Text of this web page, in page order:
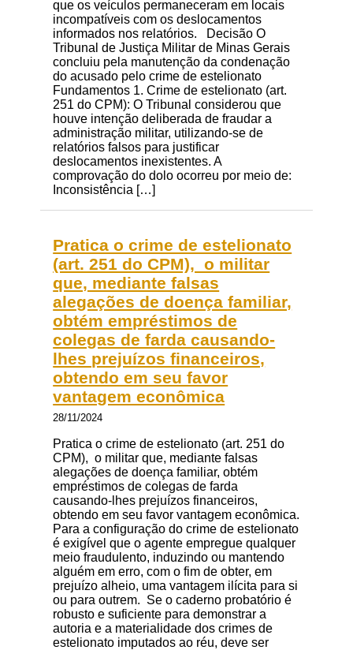
que os veículos permaneceram em locais
incompatíveis com os deslocamentos
informados nos relatórios. Decisão O
Tribunal de Justiça Militar de Minas Gerais
concluiu pela manutenção da condenação
do acusado pelo crime de estelionato
Fundamentos 1. Crime de estelionato (art.
251 do CPM): O Tribunal considerou que
houve intenção deliberada de fraudar a
administração militar, utilizando-se de
relatórios falsos para justificar
deslocamentos inexistentes. A
comprovação do dolo ocorreu por meio de:
Inconsistência […]
Pratica o crime de estelionato
(art. 251 do CPM), o militar
que, mediante falsas
alegações de doença familiar,
obtém empréstimos de
colegas de farda causando-
lhes prejuízos financeiros,
obtendo em seu favor
vantagem econômica
28/11/2024
Pratica o crime de estelionato (art. 251 do
CPM), o militar que, mediante falsas
alegações de doença familiar, obtém
empréstimos de colegas de farda
causando-lhes prejuízos financeiros,
obtendo em seu favor vantagem econômica.
Para a configuração do crime de estelionato
é exigível que o agente empregue qualquer
meio fraudulento, induzindo ou mantendo
alguém em erro, com o fim de obter, em
prejuízo alheio, uma vantagem ilícita para si
ou para outrem. Se o caderno probatório é
robusto e suficiente para demonstrar a
autoria e a materialidade dos crimes de
estelionato imputados ao réu, deve ser